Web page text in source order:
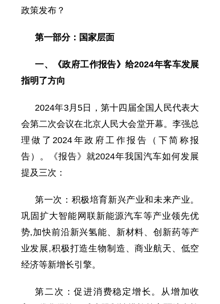
政策发布？
第一部分：国家层面
一、《政府工作报告》给2024年客车发展
指明了方向
2024年3月5日，第十四届全国人民代表大
会第二次会议在北京人民大会堂开幕。李强总
理做了2024年政府工作报告（下简称报
告）。《报告》就2024年我国汽车如何发展
提及三次：
第一次：积极培育新兴产业和未来产业。
巩固扩大智能网联新能源汽车等产业领先优
势,加快前沿新兴氢能、新材料、创新药等产
业发展,积极打造生物制造、商业航天、低空
经济等新增长引擎。
第二次：促进消费稳定增长。从增加收